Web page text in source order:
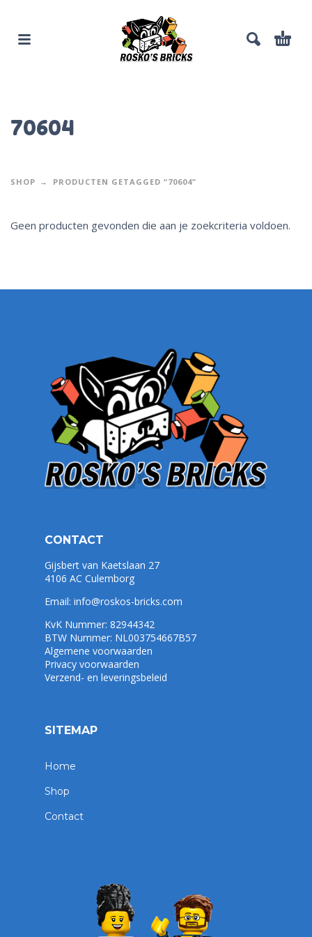
70604
SHOP PRODUCTEN GETAGGED “70604”
Geen producten gevonden die aan je zoekcriteria voldoen.
CONTACT
Gijsbert van Kaetslaan 27
4106 AC Culemborg
Email: info@roskos-bricks.com
KvK Nummer: 82944342
BTW Nummer: NL003754667B57
Algemene voorwaarden
Privacy voorwaarden
Verzend- en leveringsbeleid
SITEMAP
Home
Shop
Contact